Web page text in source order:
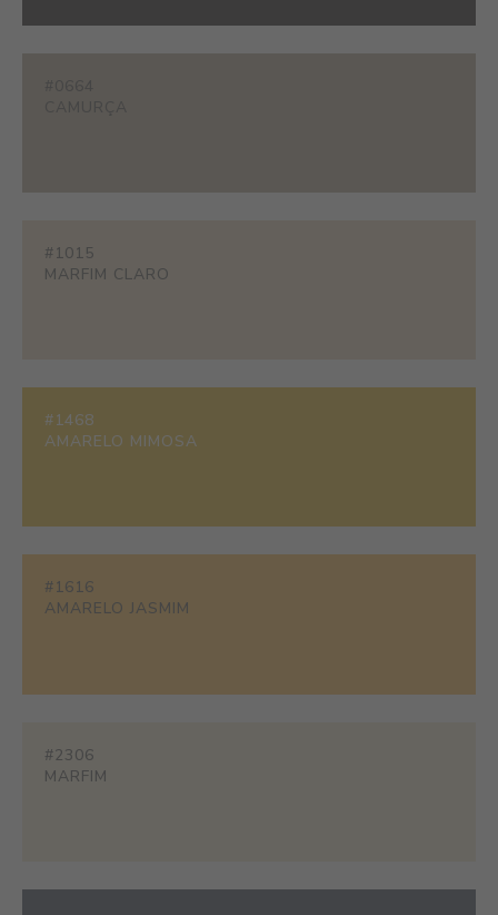
#1015
MARFIM CLARO
#1468
AMARELO MIMOSA
#1616
AMARELO JASMIM
#2306
MARFIM